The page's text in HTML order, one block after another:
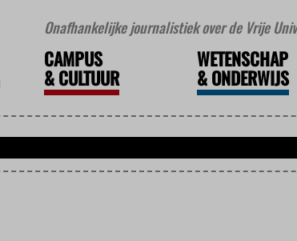
Onafhankelijke journalistiek over de Vrije
CAMPUS
&CULTUUR
WETENSCHAP
&ONDERWIJS